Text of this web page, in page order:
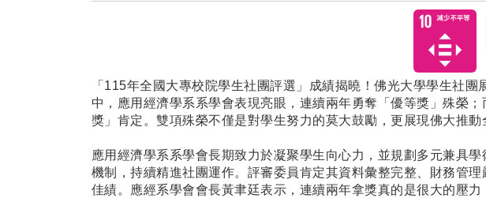
「115年全國大專校院學生社團評選」成績揭曉！佛光大學學生社
中，應用經濟學系系學會表現亮眼，連續兩年勇奪「優等獎」殊榮
獎」肯定。雙項殊榮不僅是對學生努力的莫大鼓勵，更展現佛大推動
應用經濟學系系學會長期致力於凝聚學生向心力，並規劃多元兼具
機制，持續精進社團運作。評審委員肯定其資料彙整完整、財務管
佳績。應經系學會會長黃聿廷表示，連續兩年拿獎真的是很大的壓